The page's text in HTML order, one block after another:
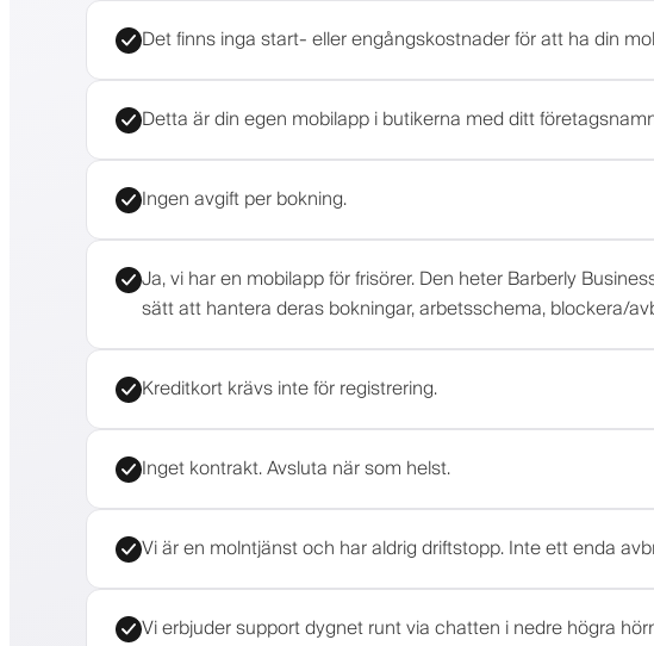
Det finns inga start- eller engångskostnader för att ha din
Detta är din egen mobilapp i butikerna med ditt
Ingen avgift per bokning.
Ja, vi har en mobilapp för frisörer. Den heter Barberly
sätt att hantera deras bokningar, arbetsschema, blockera/
Kreditkort krävs inte för registrering.
Inget kontrakt. Avsluta när som helst.
Vi är en molntjänst och har aldrig driftstopp. Inte ett enda
Vi erbjuder support dygnet runt via chatten i nedre högra